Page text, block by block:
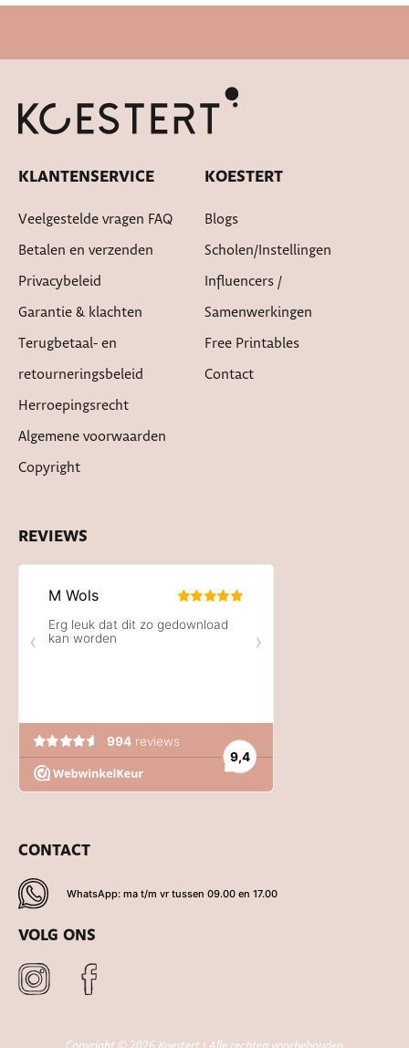
KLANTENSERVICE
Veelgestelde vragen FAQ
Betalen en verzenden
Privacybeleid
Garantie & klachten
Terugbetaal- en
retourneringsbeleid
Herroepingsrecht
Algemene voorwaarden
Copyright
KOESTERT
Blogs
Scholen/instellingen
Influencers /
Samenwerkingen
Free Printables
Contact
REVIEWS
CONTACT
WhatsApp: ma t/m vr tussen 09.00 en 17.00
VOLG ONS